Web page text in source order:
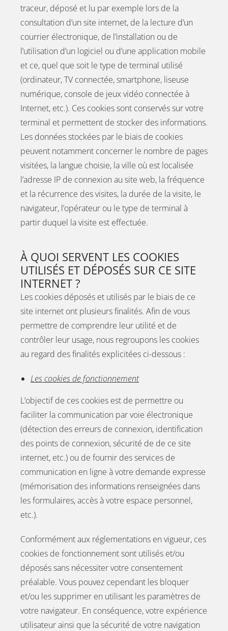
traceur, déposé et lu par exemple lors de la
consultation d’un site internet, de la lecture d’un
courrier électronique, de l’installation ou de
l’utilisation d’un logiciel ou d’une application mobile
et ce, quel que soit le type de terminal utilisé
(ordinateur, TV connectée, smartphone, liseuse
numérique, console de jeux vidéo connectée à
Internet, etc.). Ces cookies sont conservés sur votre
terminal et permettent de stocker des informations.
Les données stockées par le biais de cookies
peuvent notamment concerner le nombre de pages
visitées, la langue choisie, la ville où est localisée
l’adresse IP de connexion au site web, la fréquence
et la récurrence des visites, la durée de la visite, le
navigateur, l’opérateur ou le type de terminal à
partir duquel la visite est effectuée.
À QUOI SERVENT LES COOKIES
UTILISÉS ET DÉPOSÉS SUR CE SITE
INTERNET ?
Les cookies déposés et utilisés par le biais de ce
site internet ont plusieurs finalités. Afin de vous
permettre de comprendre leur utilité et de
contrôler leur usage, nous regroupons les cookies
au regard des finalités explicitées ci-dessous :
Les cookies de fonctionnement
L’objectif de ces cookies est de permettre ou
faciliter la communication par voie électronique
(détection des erreurs de connexion, identification
des points de connexion, sécurité de de ce site
internet, etc.) ou de fournir des services de
communication en ligne à votre demande expresse
(mémorisation des informations renseignées dans
les formulaires, accès à votre espace personnel,
etc.).
Conformément aux réglementations en vigueur, ces
cookies de fonctionnement sont utilisés et/ou
déposés sans nécessiter votre consentement
préalable. Vous pouvez cependant les bloquer
et/ou les supprimer en utilisant les paramètres de
votre navigateur. En conséquence, votre expérience
utilisateur ainsi que la sécurité de votre navigation